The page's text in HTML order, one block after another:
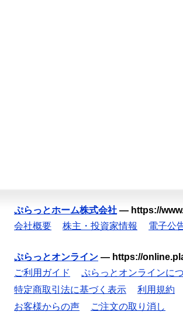
ぷらっとホーム株式会社 — https://
会社概要
株主・投資家情報 電子公
ぷらっとオンライン — https://
ご利用ガイド
ぷらっとオンラインに
特定商取引法に基づく表示
利用規約
お客様からの声
ご注文の取り消し